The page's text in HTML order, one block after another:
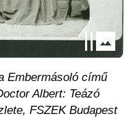
Embermásoló című
Albert: Teázó
FSZEK Budapest